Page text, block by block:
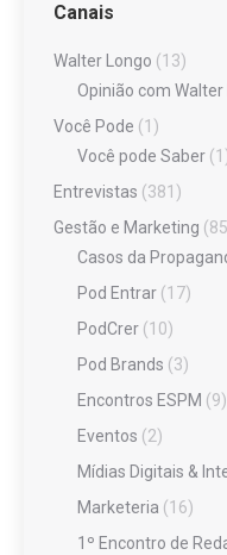
Canais
Walter Longo (13)
Opinião com Walter
Você Pode (1)
Você pode Saber
Entrevistas (381)
Gestão e Marketing
Casos da
Pod Entrar (17)
PodCrer (10)
Pod Brands (3)
Encontros ESPM (9)
Eventos (2)
Mídias Digitais &
Marketeria (16)
1º Encontro de